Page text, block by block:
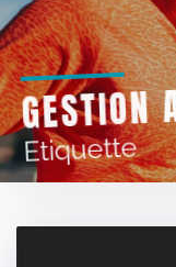
GESTION
Etiquette